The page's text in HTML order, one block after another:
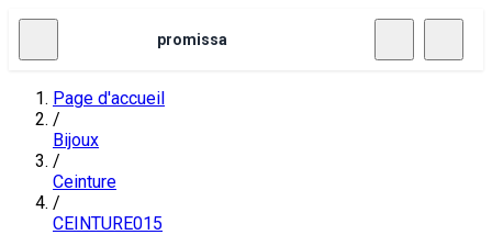
promissa
Page d'accueil
/
Bijoux
/
Ceinture
/
CEINTURE015